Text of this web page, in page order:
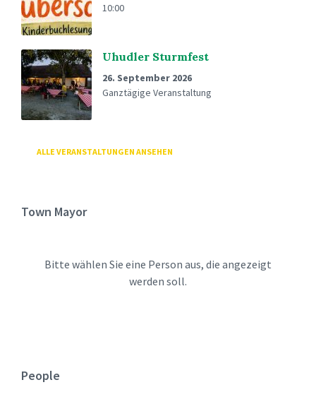
10:00
Uhudler Sturmfest
26. September 2026
Ganztägige Veranstaltung
ALLE VERANSTALTUNGEN ANSEHEN
Town Mayor
Bitte wählen Sie eine Person aus, die angezeigt
werden soll.
People